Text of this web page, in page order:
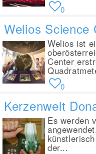
0
Welios Science
Welios ist
Center
0
Kerzenwelt
Es werden
der...